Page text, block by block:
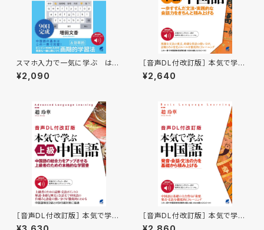
スマホ入力で一気に学ぶ はじ
めての中国語 ［音声DL付］
¥2,090
［音声DL付改訂版］ 本気で学ぶ
中級中国語
¥2,640
［音声DL付改訂版］ 本気で学ぶ
上級中国語
［音声DL付改訂版］ 本気で学ぶ
中国語